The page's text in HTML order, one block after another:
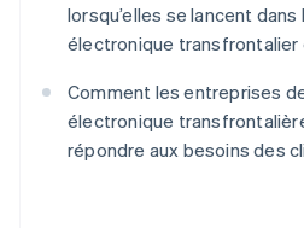
lorsqu’elles se lancent
électronique transfrontalier
Comment les entreprises
électronique
répondre aux besoins des